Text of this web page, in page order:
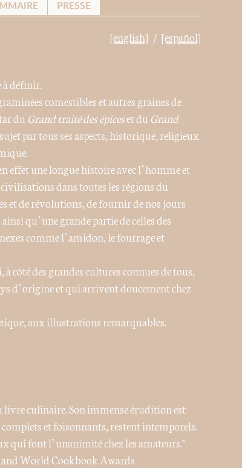
PRESSE
[english] [español]
à définir.
comestibles et autres graines de
du Grand traité des épiceset du Grand
par tous ses aspects, historique, religieux
effet une longue histoire avec l’homme et
dans toutes les régions du
et de révolutions, de fournir de nos jours
qu’une grande partie de celles des
comme l’amidon, le fourrage et
côté des grandes cultures connues de tous,
d’origine et qui arrivent doucement chez
aux illustrations remarquables.
livre culinaire. Son immense érudition est
et foisonnants, restent intemporels.
qui font l’unanimité chez les amateurs."
World Cookbook Awards